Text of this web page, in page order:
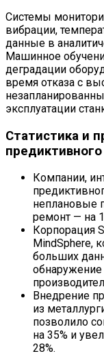
Системы
вибрации,
данные в
Машинное
деградации
время отказа с
эксплуатации
Статистика и
Компании,
неплановые
ремонт — на
Корпорация
MindSphere,
больших
Внедрение
из
позволило
на 35% и
28%.